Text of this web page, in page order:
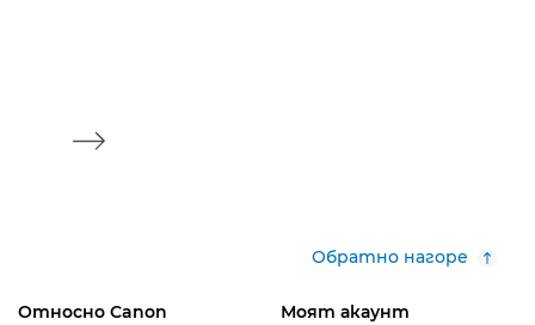
Обратно нагоре
Относно Canon Моят акаунт